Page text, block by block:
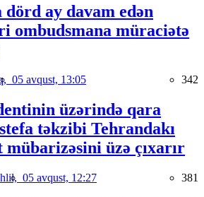
dörd ay davam edən
ombudsmana müraciətə
05 avqust, 13:05 342
üzərində qara
təkzibi Tehrandakı
üzə çıxarır
05 avqust, 12:27 381